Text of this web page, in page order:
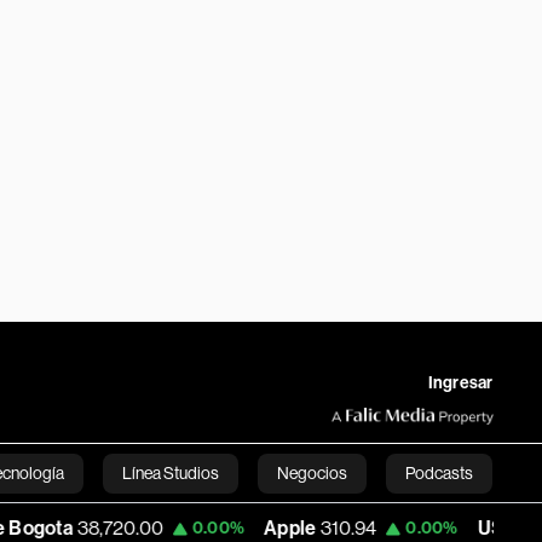
Ingresar
Línea Studios Negocios Podcasts
English0.00% Apple 310.94 0.00% USD COP 3,172.46